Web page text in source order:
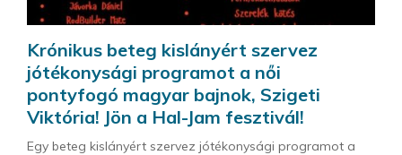
Krónikus beteg kislányért szervez
jótékonysági programot a női
pontyfogó magyar bajnok, Szigeti
Viktória! Jön a Hal-Jam fesztivál!
Egy beteg kislányért szervez jótékonysági programot a